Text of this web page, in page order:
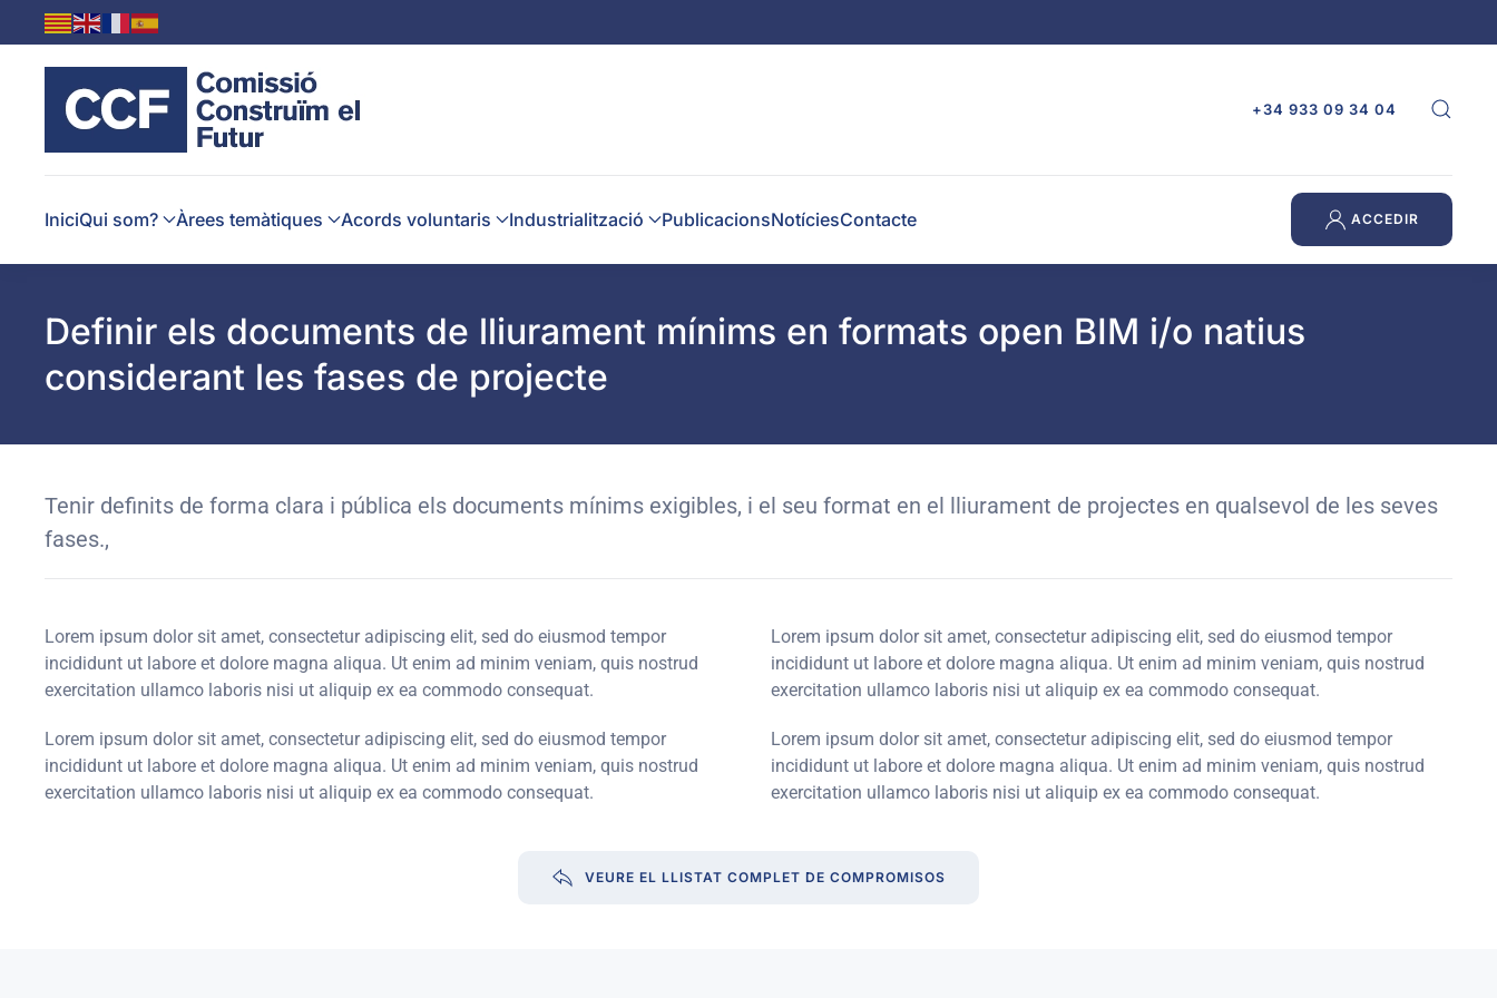
Skip to main content
+34 933 09 34 04
IniciQui som? Àrees temàtiques Acords voluntaris Industrialització PublicacionsNotíciesContacte ACCEDIR
Definir els documents de lliurament mínims en formats open BIM i/o natius
considerant les fases de projecte
Tenir definits de forma clara i pública els documents mínims exigibles, i el seu format en el lliurament de projectes en qualsevol de les seves
fases.,
Lorem ipsum dolor sit amet, consectetur adipiscing elit, sed do eiusmod tempor
incididunt ut labore et dolore magna aliqua. Ut enim ad minim veniam, quis nostrud
exercitation ullamco laboris nisi ut aliquip ex ea commodo consequat.
Lorem ipsum dolor sit amet, consectetur adipiscing elit, sed do eiusmod tempor
incididunt ut labore et dolore magna aliqua. Ut enim ad minim veniam, quis nostrud
exercitation ullamco laboris nisi ut aliquip ex ea commodo consequat.
Lorem ipsum dolor sit amet, consectetur adipiscing elit, sed do eiusmod tempor
incididunt ut labore et dolore magna aliqua. Ut enim ad minim veniam, quis nostrud
exercitation ullamco laboris nisi ut aliquip ex ea commodo consequat.
Lorem ipsum dolor sit amet, consectetur adipiscing elit, sed do eiusmod tempor
incididunt ut labore et dolore magna aliqua. Ut enim ad minim veniam, quis nostrud
exercitation ullamco laboris nisi ut aliquip ex ea commodo consequat.
VEURE EL LLISTAT COMPLET DE COMPROMISOS